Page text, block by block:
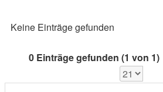
Keine Einträge gefunden
0 Einträge gefunden (1 von 1)